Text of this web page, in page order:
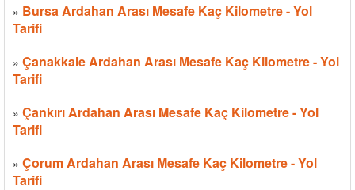
» Bursa Ardahan Arası Mesafe Kaç Kilometre - Yol
Tarifi
» Çanakkale Ardahan Arası Mesafe Kaç Kilometre - Yol
Tarifi
» Çankırı Ardahan Arası Mesafe Kaç Kilometre - Yol
Tarifi
» Çorum Ardahan Arası Mesafe Kaç Kilometre - Yol
Tarifi